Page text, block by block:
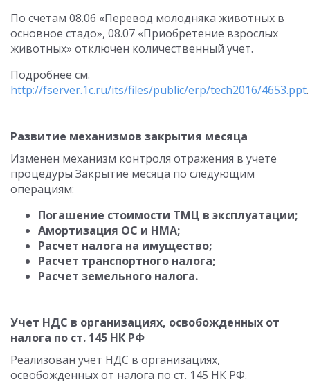
По счетам 08.06 «Перевод молодняка животных в
основное стадо», 08.07 «Приобретение взрослых
животных» отключен количественный учет.
Подробнее см.
http://fserver.1c.ru/its/files/public/erp/tech2016/4653.ppt.
Развитие механизмов закрытия месяца
Изменен механизм контроля отражения в учете
процедуры Закрытие месяца по следующим
операциям:
Погашение стоимости ТМЦ в эксплуатации;
Амортизация ОС и НМА;
Расчет налога на имущество;
Расчет транспортного налога;
Расчет земельного налога.
Учет НДС в организациях, освобожденных от
налога по ст. 145 НК РФ
Реализован учет НДС в организациях,
освобожденных от налога по ст. 145 НК РФ.